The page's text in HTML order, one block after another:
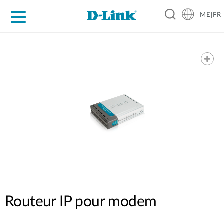
ME|FR
Routeur IP pour modem